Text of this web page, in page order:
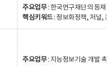
주요업무: 한국연구재단의 등재
핵심키워드: 정보화정책, 저널,
주요업무: 지능정보기술 개발 촉